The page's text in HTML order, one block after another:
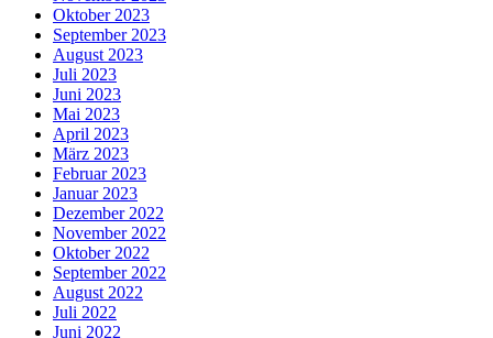
Oktober 2023
September 2023
August 2023
Juli 2023
Juni 2023
Mai 2023
April 2023
März 2023
Februar 2023
Januar 2023
Dezember 2022
November 2022
Oktober 2022
September 2022
August 2022
Juli 2022
Juni 2022